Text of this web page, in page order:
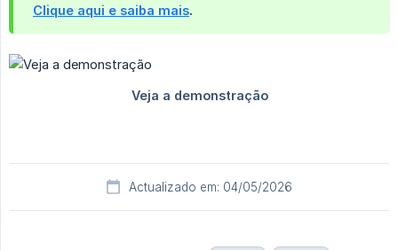
Clique aqui e saiba mais.
Actualizado em: 04/05/2026